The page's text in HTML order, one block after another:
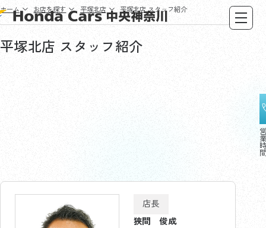
ホーム お店を探す 平塚北店 平塚北店スタッフ紹介
平塚北店 スタッフ紹介
店長
狭間 俊成